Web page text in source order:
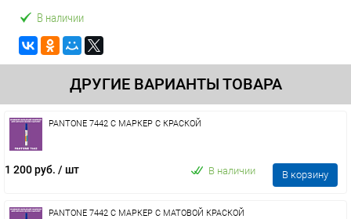
В наличии
ДРУГИЕ ВАРИАНТЫ ТОВАРА
PANTONE 7442 C МАРКЕР С КРАСКОЙ
1 200 руб. / шт В наличии В корзину
PANTONE 7442 C МАРКЕР С МАТОВОЙ КРАСКОЙ